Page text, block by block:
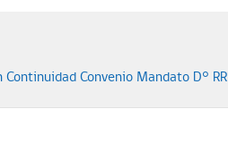
Continuidad Convenio Mandato D°